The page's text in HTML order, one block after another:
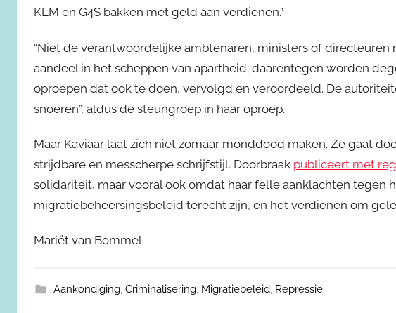
KLM en G4S bakken met geld aan verdienen.”
“Niet de verantwoordelijke ambtenaren, ministers of
aandeel in het scheppen van apartheid; daarentegen worden
oproepen dat ook te doen, vervolgd en veroordeeld. De
snoeren”, aldus de steungroep in haar oproep.
Maar Kaviaar laat zich niet zomaar monddood maken. Ze gaat
strijdbare en messcherpe schrijfstijl. Doorbraak publiceert met
solidariteit, maar vooral ook omdat haar felle aanklachten tegen
migratiebeheersingsbeleid terecht zijn, en het verdienen om
Mariët van Bommel
Aankondiging, Criminalisering, Migratiebeleid, Repressie